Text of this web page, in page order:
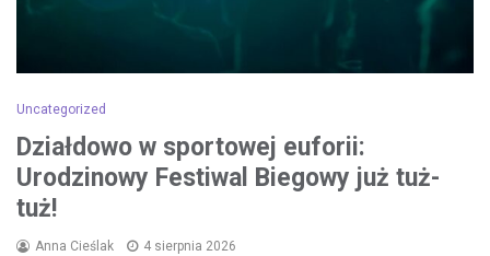
Uncategorized
Działdowo w sportowej euforii:
Urodzinowy Festiwal Biegowy już tuż-
tuż!
Anna Cieślak 4 sierpnia 2026